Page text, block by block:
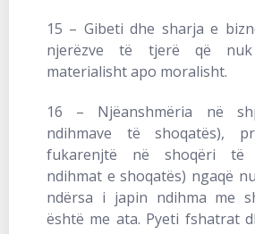
15 – Gibeti dhe sharja e
njerëzve të tjerë që
materialisht apo moralisht.
16 – Njëanshmëria në
ndihmave të shoqatës),
fukarenjtë në shoqëri të
ndihmat e shoqatës) ngaqë
ndërsa i japin ndihma me
është me ata. Pyeti fshatrat